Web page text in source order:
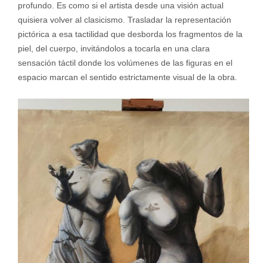
profundo. Es como si el artista desde una visión actual
quisiera volver al clasicismo. Trasladar la representación
pictórica a esa tactilidad que desborda los fragmentos de la
piel, del cuerpo, invitándolos a tocarla en una clara
sensación táctil donde los volúmenes de las figuras en el
espacio marcan el sentido estrictamente visual de la obra.